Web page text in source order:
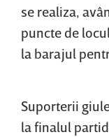
se realiza,
puncte de
la barajul
Suporterii
la finalul